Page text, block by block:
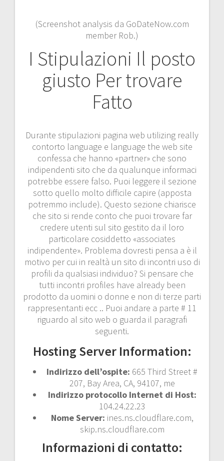
(Screenshot analysis da GoDateNow.com
member Rob.)
I Stipulazioni Il posto
giusto Per trovare
Fatto
Durante stipulazioni pagina web utilizing really
contorto language e language the web site
confessa che hanno «partner» che sono
indipendenti sito che da qualunque informaci
potrebbe essere falso. Puoi leggere il sezione
sotto quello molto difficile capire (apposta
potremmo include). Questo sezione chiarisce
che sito si rende conto che puoi trovare far
credere utenti sul sito gestito da il loro
particolare cosiddetto «associates
indipendente». Problema dovresti pensa a è il
motivo per cui in realtà un sito di incontri uso di
profili da qualsiasi individuo? Si pensare che
tutti incontri profiles have already been
prodotto da uomini o donne e non di terze parti
rappresentanti ecc .. Puoi andare a parte # 11
riguardo al sito web o guarda il paragrafi
seguenti.
Hosting Server Information:
Indirizzo dell’ospite: 665 Third Street #
207, Bay Area, CA, 94107, me
Indirizzo protocollo Internet di Host:
104.24.22.23
Nome Server: ines.ns.cloudflare.com,
skip.ns.cloudflare.com
Informazioni di contatto: